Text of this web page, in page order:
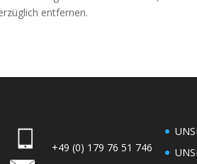
entfernen.
+49 (0) 179 76 51 746